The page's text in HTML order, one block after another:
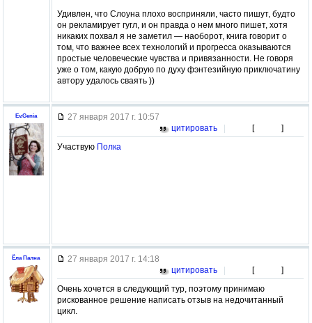
Удивлен, что Слоуна плохо восприняли, часто пишут, будто
он рекламирует гугл, и он правда о нем много пишет, хотя
никаких похвал я не заметил — наоборот, книга говорит о
том, что важнее всех технологий и прогресса оказываются
простые человеческие чувства и привязанности. Не говоря
уже о том, какую добрую по духу фэнтезийную приключатину
автору удалось сваять ))
Ev.Genia
27 января 2017 г. 10:57
цитировать
| [
]
Участвую Полка
Ёла Пална
27 января 2017 г. 14:18
цитировать
| [
]
Очень хочется в следующий тур, поэтому принимаю
рискованное решение написать отзыв на недочитанный
цикл.